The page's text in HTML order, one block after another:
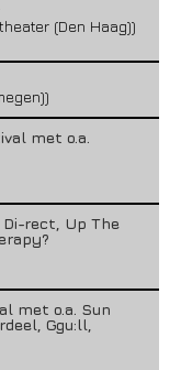
(Den Haag))
met o.a.
rect, Up The
met o.a. Sun
Ggu:ll,